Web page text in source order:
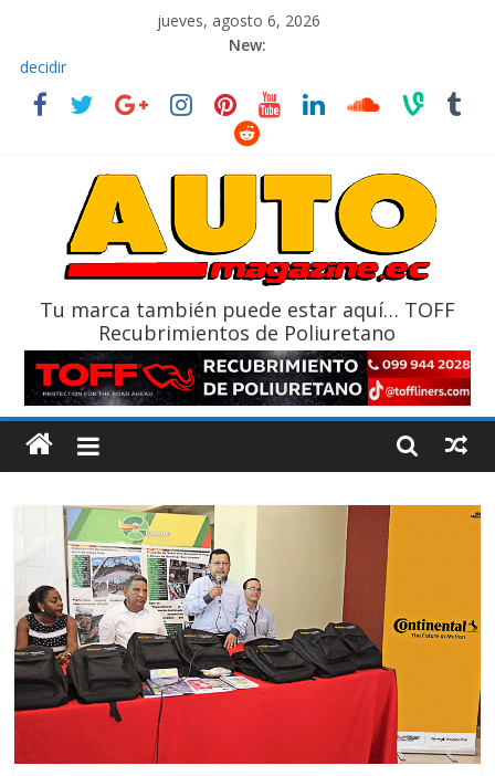
jueves, agosto 6, 2026
New:
El costo de tener un vehículo gana protagonismo a la hora de
decidir
Ultima película ‘Spider‑Man: Brand New Day’ pone en escena a
La Vuelta al Ecuador 2026, edición 47ª, recorre 7 provincias en 8
La FEDAK recibe 12 Sinotruk Bolden para cubrir las rutas de La
Tu marca también puede estar aquí… TOFF
Recubrimientos de Poliuretano